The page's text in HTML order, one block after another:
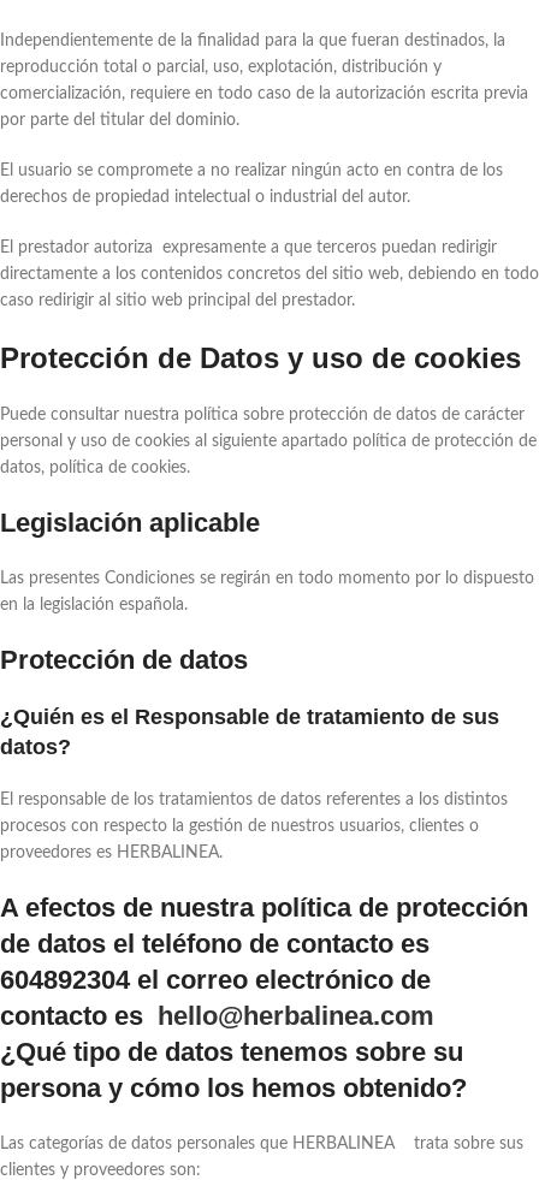
Independientemente de la finalidad para la que fueran destinados, la
reproducción total o parcial, uso, explotación, distribución y
comercialización, requiere en todo caso de la autorización escrita previa
por parte del titular del dominio.
El usuario se compromete a no realizar ningún acto en contra de los
derechos de propiedad intelectual o industrial del autor.
El prestador autoriza expresamente a que terceros puedan redirigir
directamente a los contenidos concretos del sitio web, debiendo en todo
caso redirigir al sitio web principal del prestador.
Protección de Datos y uso de cookies
Puede consultar nuestra política sobre protección de datos de carácter
personal y uso de cookies al siguiente apartado política de protección de
datos, política de cookies.
Legislación aplicable
Las presentes Condiciones se regirán en todo momento por lo dispuesto
en la legislación española.
Protección de datos
¿Quién es el Responsable de tratamiento de sus
datos?
El responsable de los tratamientos de datos referentes a los distintos
procesos con respecto la gestión de nuestros usuarios, clientes o
proveedores es HERBALINEA.
A efectos de nuestra política de protección
de datos el teléfono de contacto es
604892304 el correo electrónico de
contacto es hello@herbalinea.com
¿Qué tipo de datos tenemos sobre su
persona y cómo los hemos obtenido?
Las categorías de datos personales que HERBALINEA trata sobre sus
clientes y proveedores son: